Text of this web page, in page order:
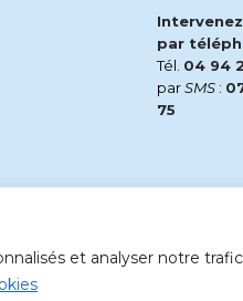
et analyser notre
par
Tél. 04 94
parSMS :
75